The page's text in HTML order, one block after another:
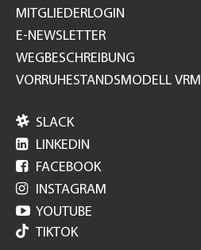
MITGLIEDERLOGIN
E-NEWSLETTER
WEGBESCHREIBUNG
VORRUHESTANDSMODELL VRM
 SLACK
 LINKEDIN
 FACEBOOK
 INSTAGRAM
 YOUTUBE
TIKTOK